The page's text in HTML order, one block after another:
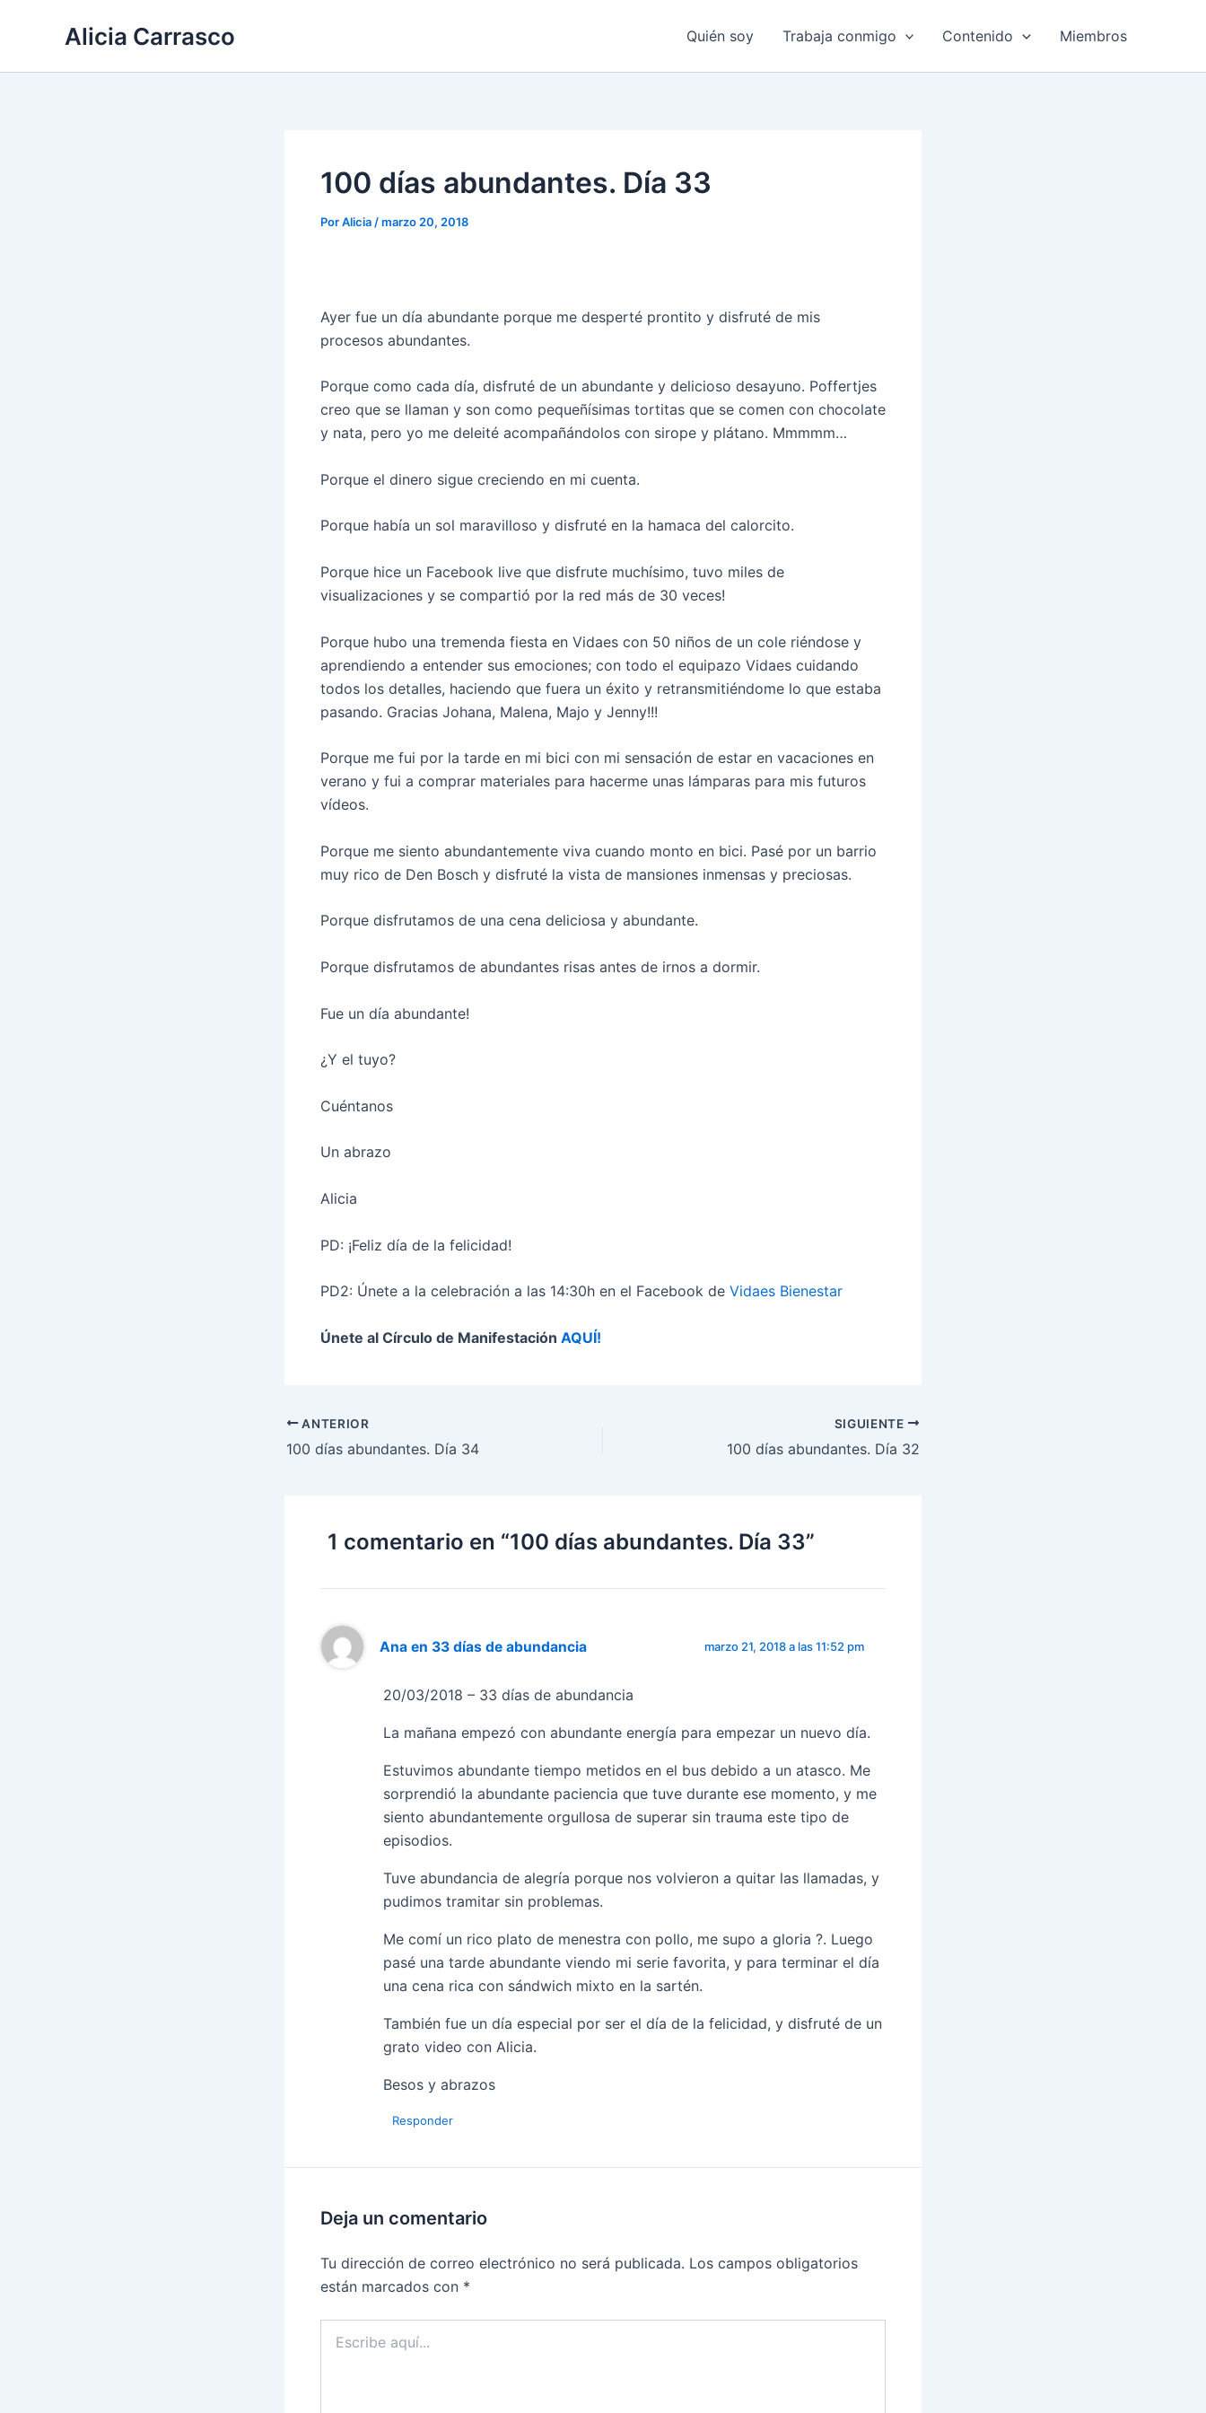
Alicia Carrasco Quién soy Trabaja conmigo Contenido Miembros
100 días abundantes. Día 33
PorAlicia /marzo 20, 2018
Ayer fue un día abundante porque me desperté prontito y disfruté de mis
procesos abundantes.
Porque como cada día, disfruté de un abundante y delicioso desayuno. Poffertjes
creo que se llaman y son como pequeñísimas tortitas que se comen con chocolate
y nata, pero yo me deleité acompañándolos con sirope y plátano. Mmmmm…
Porque el dinero sigue creciendo en mi cuenta.
Porque había un sol maravilloso y disfruté en la hamaca del calorcito.
Porque hice un Facebook live que disfrute muchísimo, tuvo miles de
visualizaciones y se compartió por la red más de 30 veces!
Porque hubo una tremenda fiesta en Vidaes con 50 niños de un cole riéndose y
aprendiendo a entender sus emociones; con todo el equipazo Vidaes cuidando
todos los detalles, haciendo que fuera un éxito y retransmitiéndome lo que estaba
pasando. Gracias Johana, Malena, Majo y Jenny!!!
Porque me fui por la tarde en mi bici con mi sensación de estar en vacaciones en
verano y fui a comprar materiales para hacerme unas lámparas para mis futuros
vídeos.
Porque me siento abundantemente viva cuando monto en bici. Pasé por un barrio
muy rico de Den Bosch y disfruté la vista de mansiones inmensas y preciosas.
Porque disfrutamos de una cena deliciosa y abundante.
Porque disfrutamos de abundantes risas antes de irnos a dormir.
Fue un día abundante!
¿Y el tuyo?
Cuéntanos
Un abrazo
Alicia
PD: ¡Feliz día de la felicidad!
PD2: Únete a la celebración a las 14:30h en el Facebook de Vidaes Bienestar
Únete al Círculo de Manifestación AQUÍ!
ANTERIOR
100 días abundantes. Día 34
SIGUIENTE
100 días abundantes. Día 32
1 comentario en “100 días abundantes. Día 33”
Ana en 33 días de abundancia marzo 21, 2018 a las 11:52 pm
20/03/2018 – 33 días de abundancia
La mañana empezó con abundante energía para empezar un nuevo día.
Estuvimos abundante tiempo metidos en el bus debido a un atasco. Me
sorprendió la abundante paciencia que tuve durante ese momento, y me
siento abundantemente orgullosa de superar sin trauma este tipo de
episodios.
Tuve abundancia de alegría porque nos volvieron a quitar las llamadas, y
pudimos tramitar sin problemas.
Me comí un rico plato de menestra con pollo, me supo a gloria ?. Luego
pasé una tarde abundante viendo mi serie favorita, y para terminar el día
una cena rica con sándwich mixto en la sartén.
También fue un día especial por ser el día de la felicidad, y disfruté de un
grato video con Alicia.
Besos y abrazos
Responder
Deja un comentario
Tu dirección de correo electrónico no será publicada. Los campos obligatorios
están marcados con *
aquí...